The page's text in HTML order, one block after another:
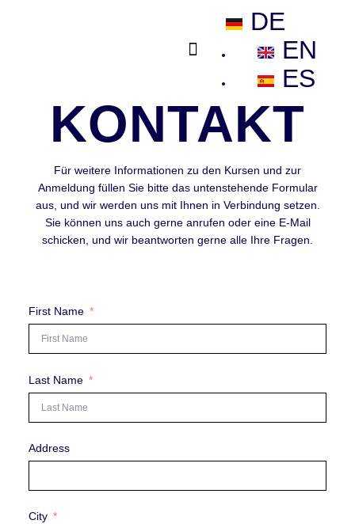
DE
EN
ES
KONTAKT
Für weitere Informationen zu den Kursen und zur
Anmeldung füllen Sie bitte das untenstehende Formular
aus, und wir werden uns mit Ihnen in Verbindung setzen.
Sie können uns auch gerne anrufen oder eine E-Mail
schicken, und wir beantworten gerne alle Ihre Fragen.
First Name
Last Name
Address
City